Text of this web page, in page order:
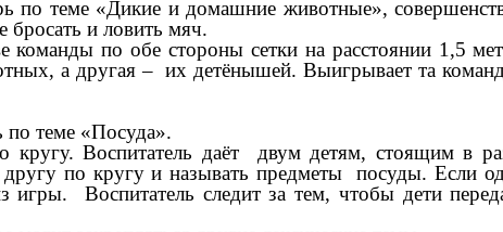
по теме «Дикие и домашние животные»,
бросать и ловить мяч.
команды по обе стороны сетки на расстоянии 1,5
а другая – их детёнышей. Выигрывает та
по теме «Посуда».
кругу. Воспитатель даёт двум детям, стоящим в
другу по кругу и называть предметы посуды. Если
игры. Воспитатель следит за тем, чтобы дети